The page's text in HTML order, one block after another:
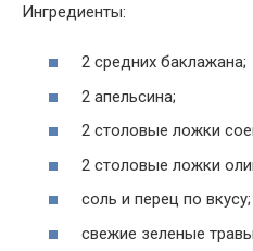
Ингредиенты:
2 средних баклажана;
2 апельсина;
2 столовые ложки
2 столовые ложки
соль и перец по вкусу;
свежие зеленые